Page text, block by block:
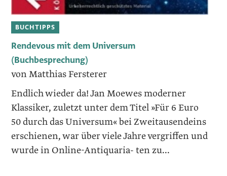
BUCHTIPPS
Rendevous mit dem Universum
(Buchbesprechung)
von Matthias Fersterer
Endlich wieder da! Jan Moewes moderner
Klassiker, zuletzt unter dem Titel »Für 6 Euro
50 durch das Universum« bei Zweitausendeins
erschienen, war über viele Jahre vergriffen und
wurde in Online-Antiquaria- ten zu...